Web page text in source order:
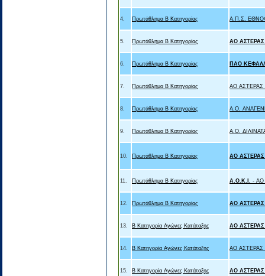
4. Πρωτάθλημα Β Κατηγορίας Α.Π.Σ.
5. Πρωτάθλημα Β Κατηγορίας ΑΟ ΑΣΤΕΡΑΣ
6. Πρωτάθλημα Β Κατηγορίας ΠΑΟ
7. Πρωτάθλημα Β Κατηγορίας ΑΟ
8. Πρωτάθλημα Β Κατηγορίας Α.Ο.
9. Πρωτάθλημα Β Κατηγορίας Α.Ο.
10. Πρωτάθλημα Β Κατηγορίας ΑΟ ΑΣΤΕΡΑΣ
11. Πρωτάθλημα Β Κατηγορίας Α.Ο.Κ.Ι. - ΑΟ
12. Πρωτάθλημα Β Κατηγορίας ΑΟ ΑΣΤΕΡΑΣ
13. B Κατηγορία Αγώνες Κατάταξης ΑΟ ΑΣΤΕΡΑΣ
14. B Κατηγορία Αγώνες Κατάταξης ΑΟ
15. B Κατηγορία Αγώνες Κατάταξης ΑΟ ΑΣΤΕΡΑΣ